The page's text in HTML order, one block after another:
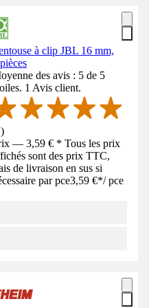
à clip JBL 16 mm,
des avis : 5 de 5
1 Avis client.
)
— 3,59 € * Tous les prix
sont des prix TTC,
de livraison en sus si
par pce3,59 €*/ pce